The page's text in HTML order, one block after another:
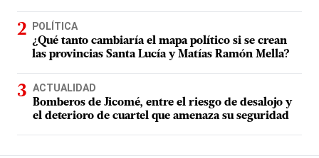
POLÍTICA
¿Qué tanto cambiaría el mapa político si se crean
las provincias Santa Lucía y Matías Ramón Mella?
ACTUALIDAD
Bomberos de Jicomé, entre el riesgo de desalojo y
el deterioro de cuartel que amenaza su seguridad